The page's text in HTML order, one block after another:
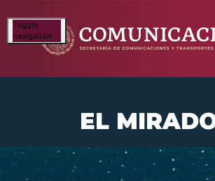
Toggle
navigation
EL